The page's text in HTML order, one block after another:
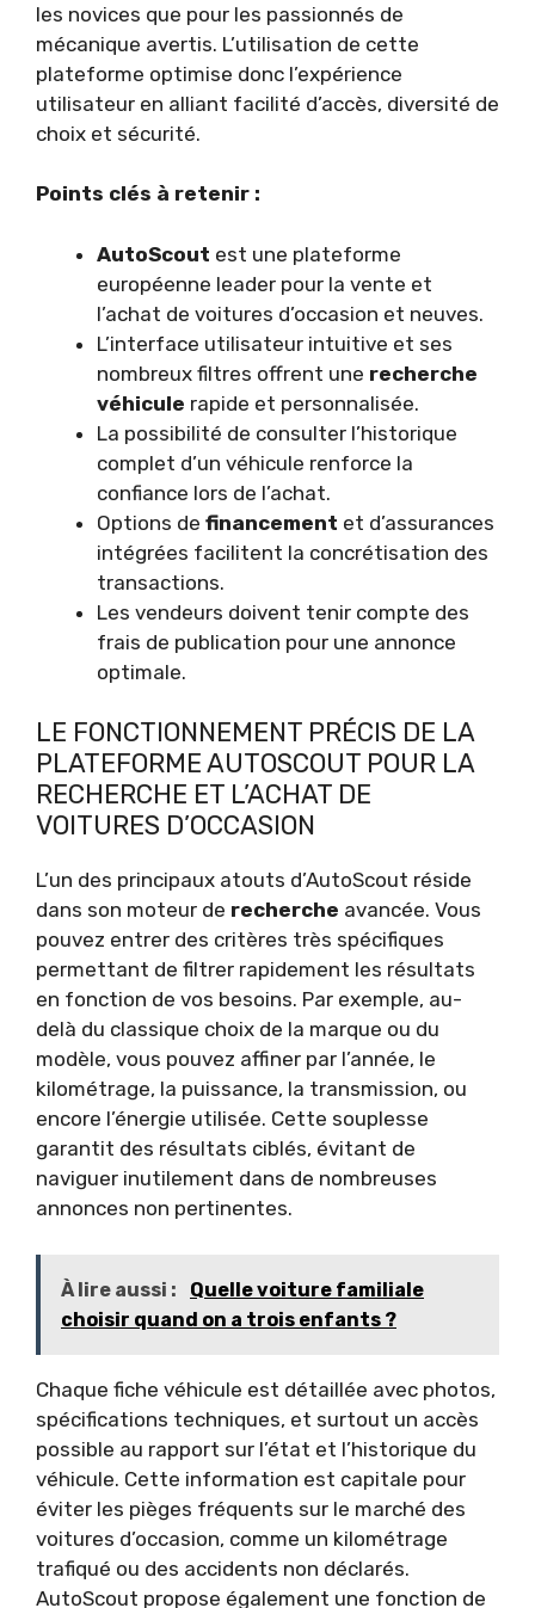
les novices que pour les passionnés de
mécanique avertis. L’utilisation de cette
plateforme optimise donc l’expérience
utilisateur en alliant facilité d’accès, diversité de
choix et sécurité.
Points clés à retenir :
AutoScout est une plateforme
européenne leader pour la vente et
l’achat de voitures d’occasion et neuves.
L’interface utilisateur intuitive et ses
nombreux filtres offrent une recherche
véhicule rapide et personnalisée.
La possibilité de consulter l’historique
complet d’un véhicule renforce la
confiance lors de l’achat.
Options de financement et d’assurances
intégrées facilitent la concrétisation des
transactions.
Les vendeurs doivent tenir compte des
frais de publication pour une annonce
optimale.
LE FONCTIONNEMENT PRÉCIS DE LA
PLATEFORME AUTOSCOUT POUR LA
RECHERCHE ET L’ACHAT DE
VOITURES D’OCCASION
L’un des principaux atouts d’AutoScout réside
dans son moteur de recherche avancée. Vous
pouvez entrer des critères très spécifiques
permettant de filtrer rapidement les résultats
en fonction de vos besoins. Par exemple, au-
delà du classique choix de la marque ou du
modèle, vous pouvez affiner par l’année, le
kilométrage, la puissance, la transmission, ou
encore l’énergie utilisée. Cette souplesse
garantit des résultats ciblés, évitant de
naviguer inutilement dans de nombreuses
annonces non pertinentes.
À lire aussi :
Quelle voiture familiale
choisir quand on a trois enfants ?
Chaque fiche véhicule est détaillée avec photos,
spécifications techniques, et surtout un accès
possible au rapport sur l’état et l’historique du
véhicule. Cette information est capitale pour
éviter les pièges fréquents sur le marché des
voitures d’occasion, comme un kilométrage
trafiqué ou des accidents non déclarés.
AutoScout propose également une fonction de